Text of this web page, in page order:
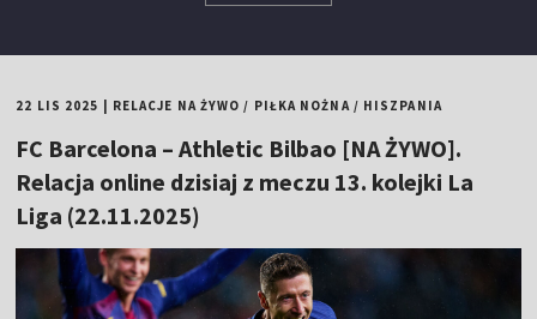
22 LIS 2025 RELACJE NA ŻYWO / PIŁKA NOŻNA/ HISZPANIA
FC Barcelona – Athletic Bilbao [NA ŻYWO].
Relacja online dzisiaj z meczu 13. kolejki La
Liga (22.11.2025)